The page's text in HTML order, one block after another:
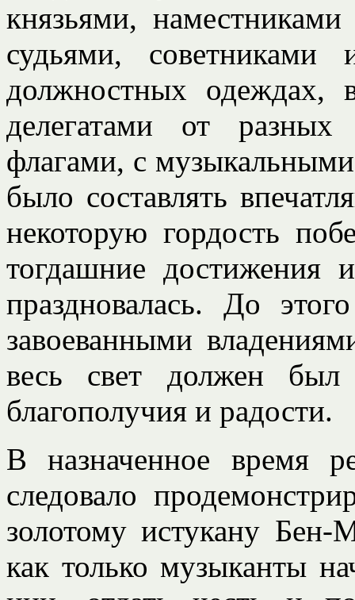
князьями,
судьями,
должностных одеждах,
делегатами от
флагами, с
было составлять
некоторую гордость
тогдашние достижения
праздновалась. До
завоеванными
весь свет должен
благополучия и радости.
В назначенное время
следовало
золотому истукану
как только музыканты